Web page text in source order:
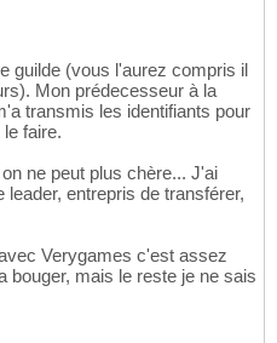
guilde (vous l'aurez compris il
Mon prédecesseur à la
transmis les identifiants pour
faire.
ne peut plus chère... J'ai
entrepris de transférer,
Verygames c'est assez
bouger, mais le reste je ne sais